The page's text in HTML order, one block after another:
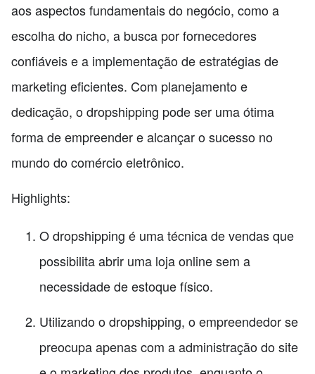
aos aspectos fundamentais do negócio, como a
escolha do nicho, a busca por fornecedores
confiáveis e a implementação de estratégias de
marketing eficientes. Com planejamento e
dedicação, o dropshipping pode ser uma ótima
forma de empreender e alcançar o sucesso no
mundo do comércio eletrônico.
Highlights:
O dropshipping é uma técnica de vendas que
possibilita abrir uma loja online sem a
necessidade de estoque físico.
Utilizando o dropshipping, o empreendedor se
preocupa apenas com a administração do site